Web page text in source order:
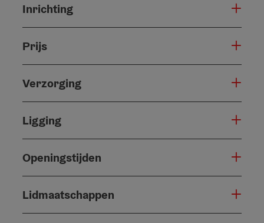
Inrichting
Prijs
Verzorging
Ligging
Openingstijden
Lidmaatschappen